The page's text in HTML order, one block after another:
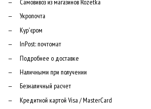
Самовивоз из магазинов Rozetka
Укропочта
Кур'єром
InPost: почтомат
Подробнее о доставке
Наличными при получении
Безналичный расчет
Кредитной картой Visa / MasterCard